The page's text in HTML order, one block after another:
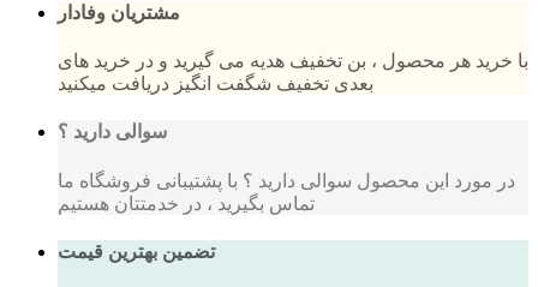
مشتریان وفادار
با خرید هر محصول ، بن تخفیف هدیه می گیرید و در خرید های
بعدی تخفیف شگفت انگیز دریافت میکنید
سوالی دارید ؟
در مورد این محصول سوالی دارید ؟ با پشتیبانی فروشگاه ما
تماس بگیرید ، در خدمتتان هستیم
تضمین بهترین قیمت